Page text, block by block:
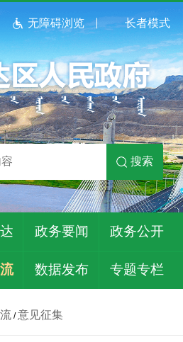
无障碍浏览 长者模式
搜索
政务要闻 政务公开
数据发布 专题专栏
/意见征集